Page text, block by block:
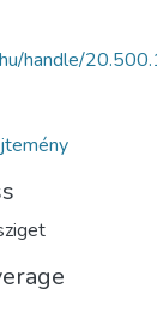
handle/